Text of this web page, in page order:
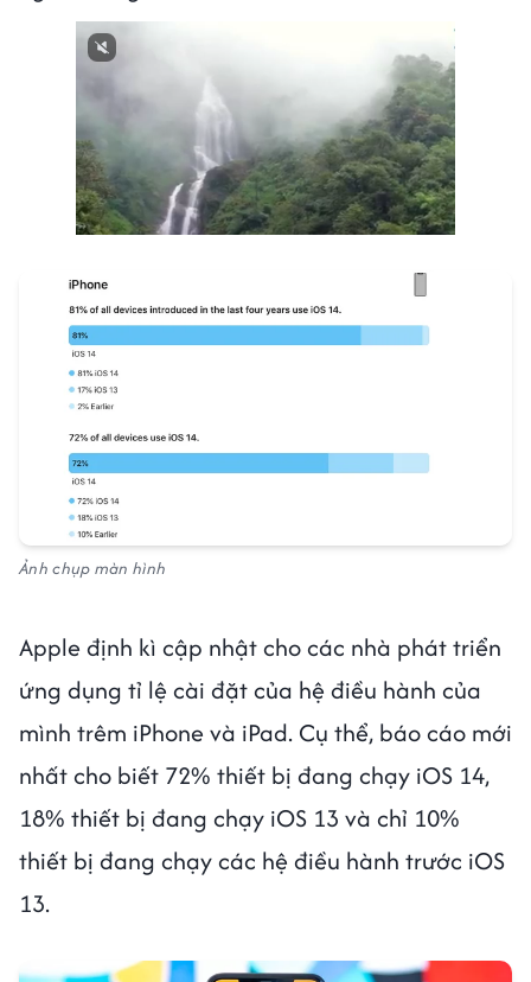
Ảnh chụp màn hình
Apple định kì cập nhật cho các nhà phát triển
ứng dụng tỉ lệ cài đặt của hệ điều hành của
mình trêm iPhone và iPad. Cụ thể, báo cáo mới
nhất cho biết 72% thiết bị đang chạy iOS 14,
18% thiết bị đang chạy iOS 13 và chỉ 10%
thiết bị đang chạy các hệ điều hành trước iOS
13.